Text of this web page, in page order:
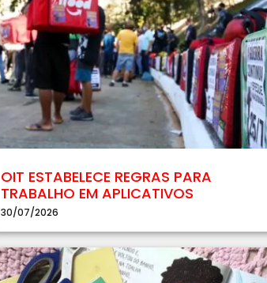
OIT ESTABELECE REGRAS PARA
TRABALHO EM APLICATIVOS
30/07/2026